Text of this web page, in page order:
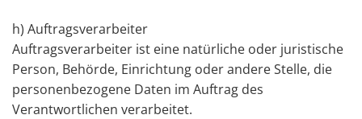
h) Auftragsverarbeiter
Auftragsverarbeiter ist eine natürliche oder juristische
Person, Behörde, Einrichtung oder andere Stelle, die
personenbezogene Daten im Auftrag des
Verantwortlichen verarbeitet.